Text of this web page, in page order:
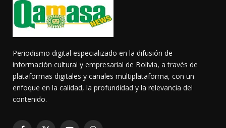
Periodismo digital especializado en la difusión de
información cultural y empresarial de Bolivia, a través de
plataformas digitales y canales multiplataforma, con un
enfoque en la calidad, la profundidad y la relevancia del
contenido.